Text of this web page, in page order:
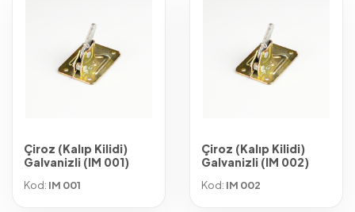
Çiroz (Kalıp Kilidi)
Galvanizli (IM 001)
Kod: IM 001
Çiroz (Kalıp Kilidi)
Galvanizli (IM 002)
Kod: IM 002